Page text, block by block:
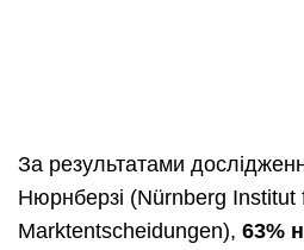
За результатами
Нюрнберзі (Nürnberg Institut
Marktentscheidungen), 63%